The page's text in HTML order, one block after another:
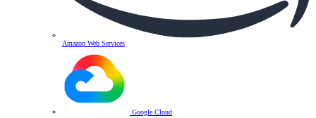
Amazon Web Services
Google Cloud